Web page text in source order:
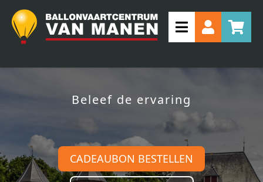
Beleef de ervaring
CADEAUBON BESTELLEN